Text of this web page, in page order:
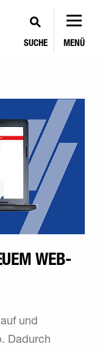
SUCHE MENÜ
WEB-
und
Dadurch